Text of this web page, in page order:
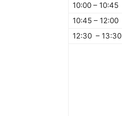
10:00 – 10:45
10:45 – 12:00
12:30 – 13:30